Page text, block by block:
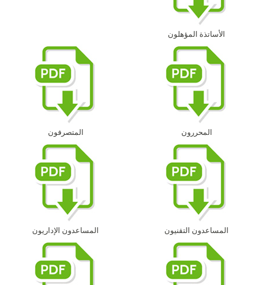
الأساتذة المؤهلون
المتصرفون المحررون
المساعدون الإداريون المساعدون التقنيون